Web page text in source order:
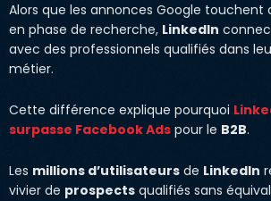
Alors que les annonces Google touchent
en phase de recherche, LinkedIn
avec des professionnels qualifiés dans
métier.
Cette différence explique pourquoi
surpasse Facebook Ads pour le B2B.
Les millions d’utilisateurs de LinkedIn
vivier de prospects qualifiés sans